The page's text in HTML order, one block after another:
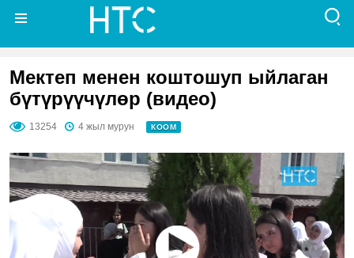
Мектеп менен коштошуп ыйлаган
бүтүрүүчүлөр (видео)
13254 4 жыл мурун КООМ